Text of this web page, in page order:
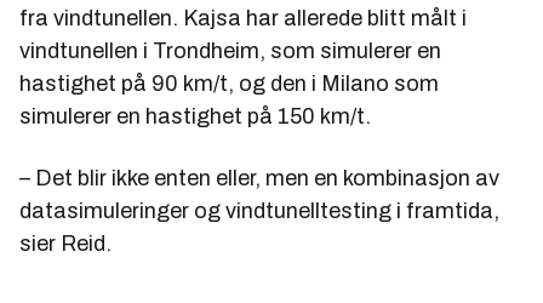
fra vindtunellen. Kajsa har allerede blitt målt i
vindtunellen i Trondheim, som simulerer en
hastighet på 90 km/t, og den i Milano som
simulerer en hastighet på 150 km/t.
– Det blir ikke enten eller, men en kombinasjon av
datasimuleringer og vindtunelltesting i framtida,
sier Reid.